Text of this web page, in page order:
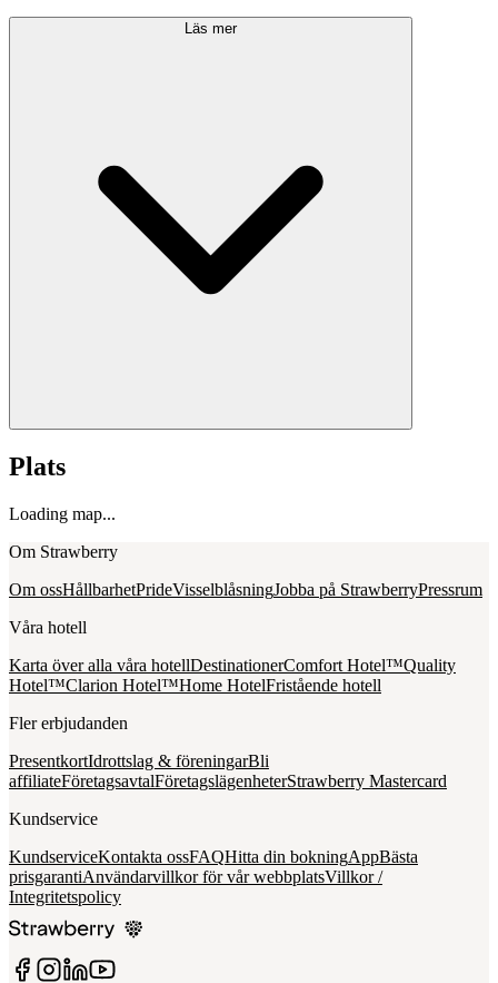
Läs mer
Plats
Loading map...
Om Strawberry
Om ossHållbarhetPrideVisselblåsningJobba på StrawberryPressrum
Våra hotell
Karta över alla våra hotellDestinationerComfort Hotel™Quality
Hotel™Clarion Hotel™Home HotelFristående hotell
Fler erbjudanden
PresentkortIdrottslag & föreningarBli
affiliateFöretagsavtalFöretagslägenheterStrawberry Mastercard
Kundservice
KundserviceKontakta ossFAQHitta din bokningAppBästa
prisgarantiAnvändarvillkor för vår webbplatsVillkor /
Integritetspolicy